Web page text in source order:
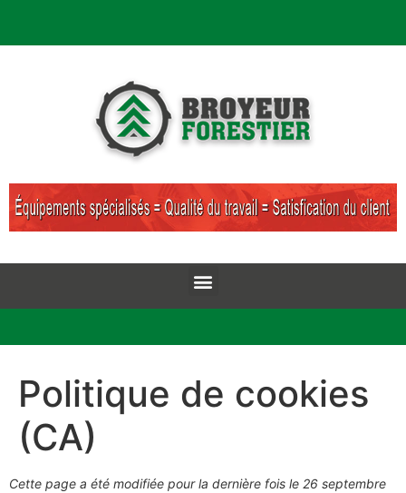
Politique de cookies
(CA)
Cette page a été modifiée pour la dernière fois le 26 septembre